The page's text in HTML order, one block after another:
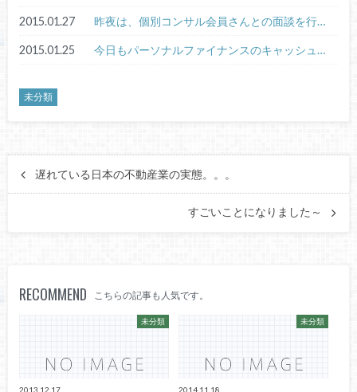
2015.01.27 昨夜は、個別コンサル会員さんとの面談を行…
2015.01.25 今日もパーソナルファイナンスのキャッシュ…
未分類
遅れている日本の不動産業の実態。。。
すごいことになりました～
RECOMMEND こちらの記事も人気です。
未分類
2013.12.17
未分類
2014.11.18